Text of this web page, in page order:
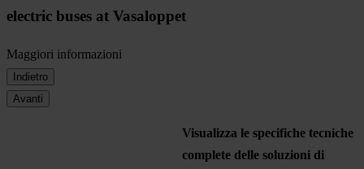
electric buses at Vasaloppet
Maggiori informazioni
Indietro
Avanti
Visualizza le specifiche tecniche
complete delle soluzioni di